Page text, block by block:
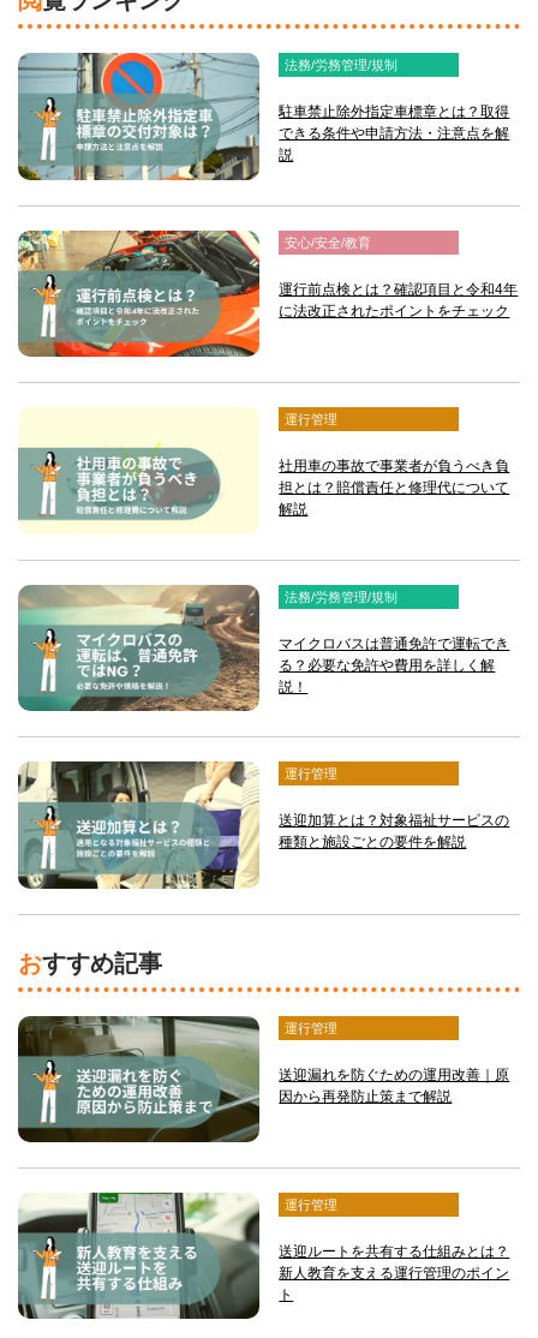
法務/労務管理/規制
駐車禁止除外指定車標章とは？取得
できる条件や申請方法・注意点を解
説
安心/安全/教育
運行前点検とは？確認項目と令和4年
に法改正されたポイントをチェック
運行管理
社用車の事故で事業者が負うべき負
担とは？賠償責任と修理代について
解説
法務/労務管理/規制
マイクロバスは普通免許で運転でき
る？必要な免許や費用を詳しく解
説！
運行管理
送迎加算とは？対象福祉サービスの
種類と施設ごとの要件を解説
おすすめ記事
運行管理
送迎漏れを防ぐための運用改善｜原
因から再発防止策まで解説
運行管理
送迎ルートを共有する仕組みとは？
新人教育を支える運行管理のポイン
ト